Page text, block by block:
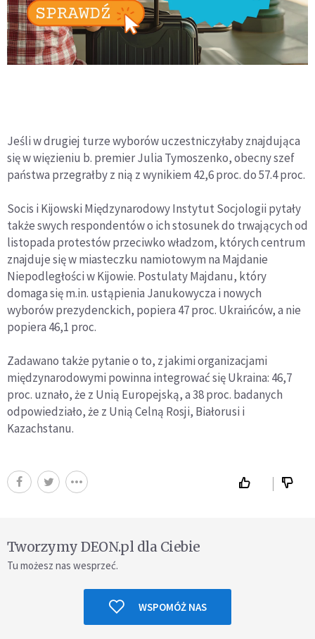
Jeśli w drugiej turze wyborów uczestniczyłaby znajdująca
się w więzieniu b. premier Julia Tymoszenko, obecny szef
państwa przegrałby z nią z wynikiem 42,6 proc. do 57.4 proc.
Socis i Kijowski Międzynarodowy Instytut Socjologii pytały
także swych respondentów o ich stosunek do trwających od
listopada protestów przeciwko władzom, których centrum
znajduje się w miasteczku namiotowym na Majdanie
Niepodległości w Kijowie. Postulaty Majdanu, który
domaga się m.in. ustąpienia Janukowycza i nowych
wyborów prezydenckich, popiera 47 proc. Ukraińców, a nie
popiera 46,1 proc.
Zadawano także pytanie o to, z jakimi organizacjami
międzynarodowymi powinna integrować się Ukraina: 46,7
proc. uznało, że z Unią Europejską, a 38 proc. badanych
odpowiedziało, że z Unią Celną Rosji, Białorusi i
Kazachstanu.
Tworzymy DEON.pl dla Ciebie
Tu możesz nas wesprzeć.
WSPOMÓŻ NAS